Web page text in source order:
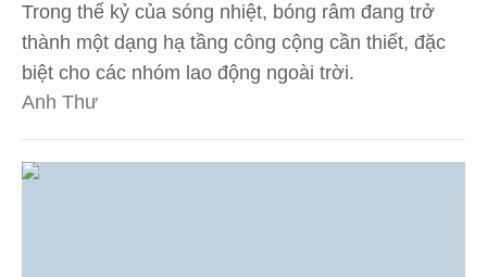
Trong thế kỷ của sóng nhiệt, bóng râm đang trở
thành một dạng hạ tầng công cộng cần thiết, đặc
biệt cho các nhóm lao động ngoài trời.
Anh Thư